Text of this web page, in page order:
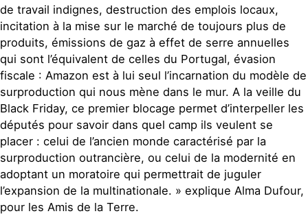
de travail indignes, destruction des emplois locaux,
incitation à la mise sur le marché de toujours plus de
produits, émissions de gaz à effet de serre annuelles
qui sont l’équivalent de celles du Portugal, évasion
fiscale : Amazon est à lui seul l’incarnation du modèle de
surproduction qui nous mène dans le mur. A la veille du
Black Friday, ce premier blocage permet d’interpeller les
députés pour savoir dans quel camp ils veulent se
placer : celui de l’ancien monde caractérisé par la
surproduction outrancière, ou celui de la modernité en
adoptant un moratoire qui permettrait de juguler
l’expansion de la multinationale. » explique Alma Dufour,
pour les Amis de la Terre.